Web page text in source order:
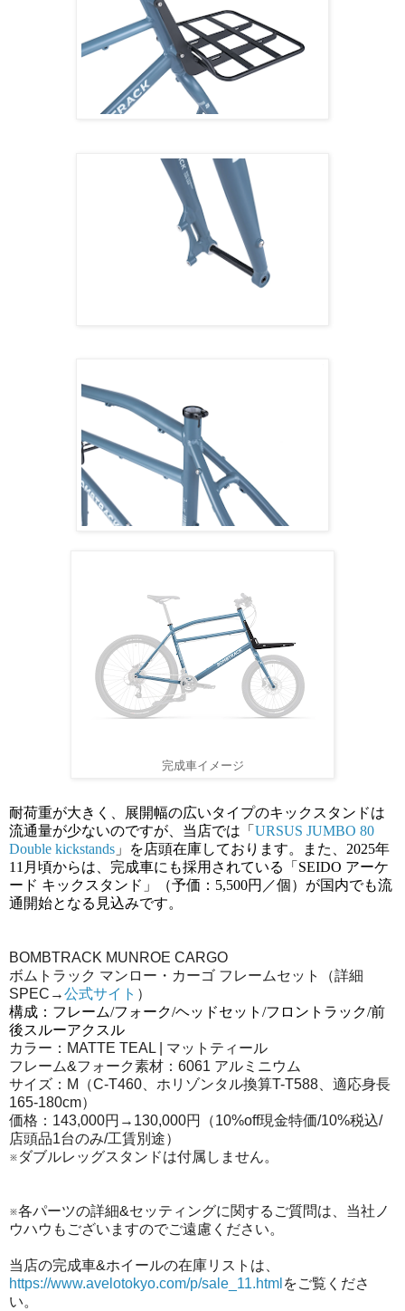
完成車イメージ
耐荷重が大きく、展開幅の広いタイプのキックスタンドは
流通量が少ないのですが、当店では「 URSUS JUMBO 80
Double kickstands 」を店頭在庫しております。また、2025年
11月頃からは、完成車にも採用されている「SEIDO アーケ
ード キックスタンド」（予価：5,500円／個）が国内でも流
通開始となる見込みです。
BOMBTRACK MUNROE CARGO
ボムトラック マンロー・カーゴ フレームセット（詳細
SPEC→公式サイト ）
構成：フレーム/フォーク/ヘッドセット/フロントラック/前
後スルーアクスル
カラー：MATTE TEAL | マットティール
フレーム&フォーク素材：6061 アルミニウム
サイズ：M（C-T460、ホリゾンタル換算T-T588、適応身長
165-180cm）
価格：143,000円→130,000円（10%off現金特価/10%税込/
店頭品1台のみ/工賃別途）
※ダブルレッグスタンドは付属しません。
※各パーツの詳細&セッティングに関するご質問は、当社ノ
ウハウもございますのでご遠慮ください。
当店の完成車&ホイールの在庫リストは、
https://www.avelotokyo.com/p/sale_11.html をご覧くださ
い。